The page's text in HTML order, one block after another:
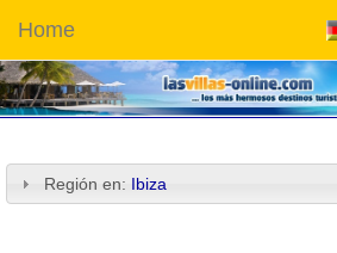
Home
Región en: Ibiza